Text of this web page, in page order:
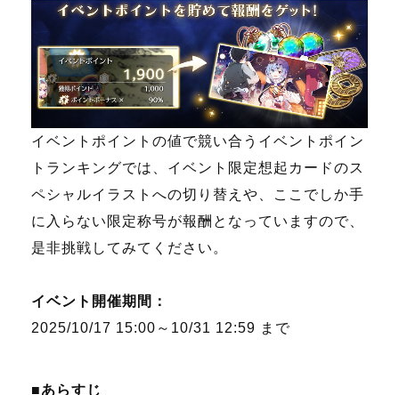
イベントポイントの値で競い合うイベントポイン
トランキングでは、イベント限定想起カードのス
ペシャルイラストへの切り替えや、ここでしか手
に入らない限定称号が報酬となっていますので、
是非挑戦してみてください。
イベント開催期間：
2025/10/17 15:00 ～10/31 12:59 まで
■あらすじ